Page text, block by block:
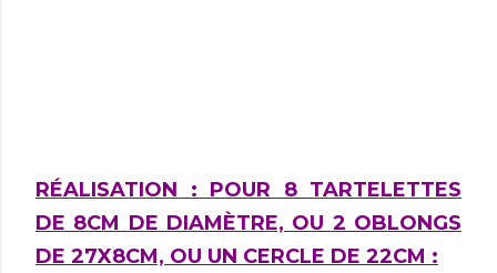
RÉALISATION : POUR 8 TARTELETTES
DE 8CM DE DIAMÈTRE, OU 2 OBLONGS
DE 27X8CM, OU UN CERCLE DE 22CM :